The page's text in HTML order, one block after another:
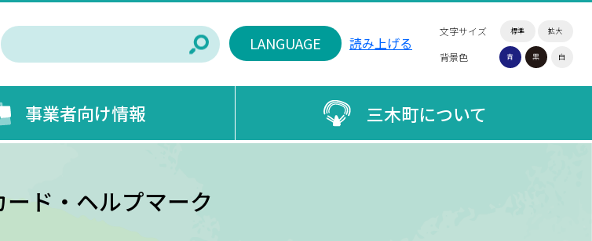
文字サイズ 標準 拡大
背景色 青 黒 白
読み上げる
LANGUAGE
事業者向け情報 三木町について
ド・ヘルプマーク